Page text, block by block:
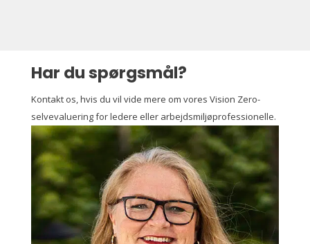
Har du spørgsmål?
Kontakt os, hvis du vil vide mere om vores Vision Zero-
selvevaluering for ledere eller arbejdsmiljø­professionelle.